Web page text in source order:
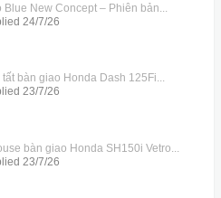
New Concept – Phiên bản...
24/7/26
bàn giao Honda Dash 125Fi...
23/7/26
bàn giao Honda SH150i Vetro...
23/7/26